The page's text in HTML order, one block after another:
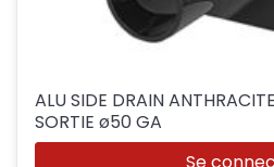
ALU SIDE DRAIN
SORTIE ø50 GA
Se